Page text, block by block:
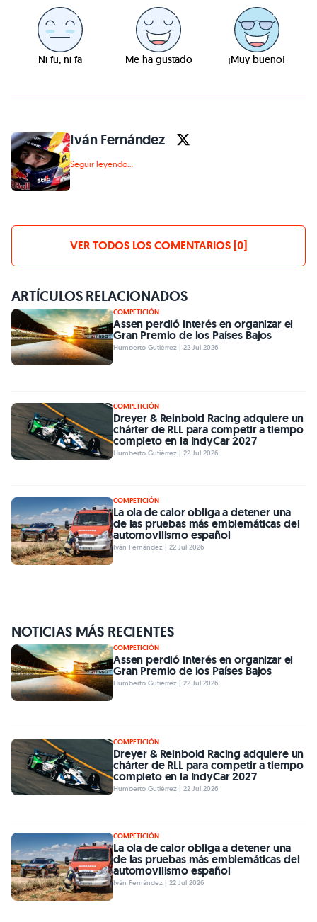
Ni fu, ni fa Me ha gustado ¡Muy bueno!
Iván Fernández
Seguir leyendo...
VER TODOS LOS COMENTARIOS [0]
ARTÍCULOS RELACIONADOS
COMPETICIÓN
Assen perdió interés en organizar el
Gran Premio de los Países Bajos
Humberto Gutiérrez | 22 Jul 2026
COMPETICIÓN
Dreyer & Reinbold Racing adquiere un
chárter de RLL para competir a tiempo
completo en la IndyCar 2027
Humberto Gutiérrez | 22 Jul 2026
COMPETICIÓN
La ola de calor obliga a detener una
de las pruebas más emblemáticas del
automovilismo español
Iván Fernández | 22 Jul 2026
NOTICIAS MÁS RECIENTES
COMPETICIÓN
Assen perdió interés en organizar el
Gran Premio de los Países Bajos
Humberto Gutiérrez | 22 Jul 2026
COMPETICIÓN
Dreyer & Reinbold Racing adquiere un
chárter de RLL para competir a tiempo
completo en la IndyCar 2027
Humberto Gutiérrez | 22 Jul 2026
COMPETICIÓN
La ola de calor obliga a detener una
de las pruebas más emblemáticas del
automovilismo español
Iván Fernández | 22 Jul 2026